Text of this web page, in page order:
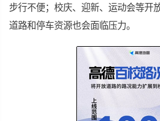
步行不便；校庆、迎新、运动会等开
道路和停车资源也会面临压力。